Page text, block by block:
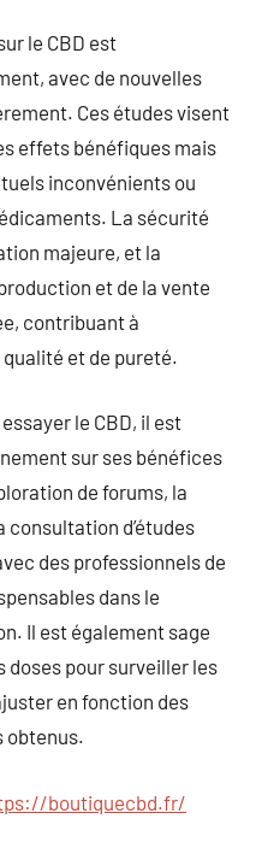
le CBD est
avec de nouvelles
Ces études visent
effets bénéfiques mais
inconvénients ou
La sécurité
majeure, et la
et de la vente
contribuant à
qualité et de pureté.
le CBD, il est
sur ses bénéfices
de forums, la
consultation d’études
des professionnels de
dans le
Il est également sage
doses pour surveiller les
en fonction des
obtenus.
boutiquecbd.fr/